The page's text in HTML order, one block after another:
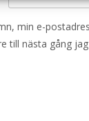
min e-
till nästa gång